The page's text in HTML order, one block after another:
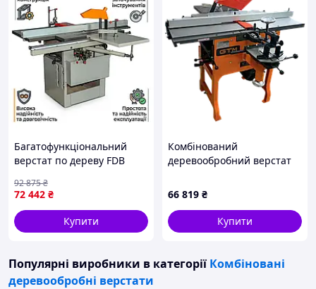
Багатофункціональний
верстат по дереву FDB
3000 Вт, ширина
фугування 350 мм
72 442 ₴
92 875₴
Купити
Комбінований
деревообробний верстат
потужність 22 кВт артикул
9-MQ393A
66 819 ₴
Купити
Популярні виробники в категорії Комбіновані
деревообробні верстати